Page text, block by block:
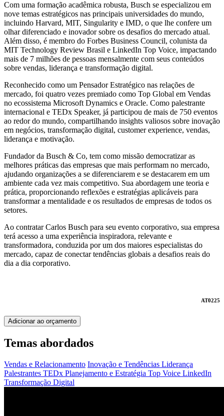
Com uma formação acadêmica robusta, Busch se especializou em
nove temas estratégicos nas principais universidades do mundo,
incluindo Harvard, MIT, Singularity e IMD, o que lhe confere um
olhar diferenciado e inovador sobre os desafios do mercado atual.
Além disso, é membro do Forbes Business Council, colunista da
MIT Technology Review Brasil e LinkedIn Top Voice, impactando
mais de 7 milhões de pessoas mensalmente com seus conteúdos
sobre vendas, liderança e transformação digital.
Reconhecido como um Pensador Estratégico nas relações de
mercado, foi quatro vezes premiado como Top Global em Vendas
no ecossistema Microsoft Dynamics e Oracle. Como palestrante
internacional e TEDx Speaker, já participou de mais de 750 eventos
ao redor do mundo, compartilhando insights valiosos sobre inovação
em negócios, transformação digital, customer experience, vendas,
liderança e motivação.
Fundador da Busch & Co, tem como missão democratizar as
melhores práticas das empresas que mais performam no mercado,
ajudando organizações a se diferenciarem e se destacarem em um
ambiente cada vez mais competitivo. Sua abordagem une teoria e
prática, proporcionando reflexões e estratégias aplicáveis para
transformar a mentalidade e os resultados de empresas de todos os
setores.
Ao contratar Carlos Busch para seu evento corporativo, sua empresa
terá acesso a uma experiência inspiradora, relevante e
transformadora, conduzida por um dos maiores especialistas do
mercado, capaz de conectar tendências globais a desafios reais do
dia a dia corporativo.
AT0225
Adicionar ao orçamento
Temas abordados
Vendas e Relacionamento Inovação e Tendências Liderança
Palestrantes TEDx Planejamento e Estratégia Top Voice LinkedIn
Transformação Digital